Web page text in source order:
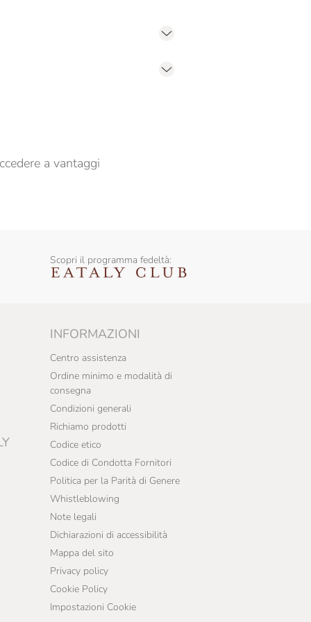
a vantaggi
Scopri il programma fedeltà:
INFORMAZIONI
Centro assistenza
Ordine minimo e modalità di
consegna
Condizioni generali
Richiamo prodotti
Codice etico
Codice di Condotta Fornitori
Politica per la Parità di Genere
Whistleblowing
Note legali
Dichiarazioni di accessibilità
Mappa del sito
Privacy policy
Cookie Policy
Impostazioni Cookie